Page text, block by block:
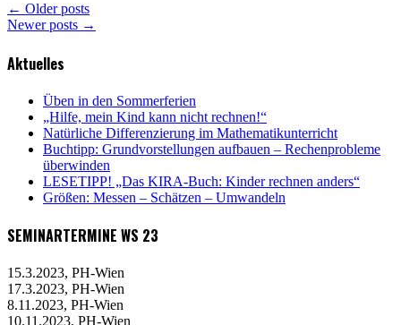
← Older posts
Newer posts →
Aktuelles
Üben in den Sommerferien
„Hilfe, mein Kind kann nicht rechnen!“
Natürliche Differenzierung im Mathematikunterricht
Buchtipp: Grundvorstellungen aufbauen – Rechenprobleme
überwinden
LESETIPP! „Das KIRA-Buch: Kinder rechnen anders“
Größen: Messen – Schätzen – Umwandeln
SEMINARTERMINE WS 23
15.3.2023, PH-Wien
17.3.2023, PH-Wien
8.11.2023, PH-Wien
10.11.2023, PH-Wien